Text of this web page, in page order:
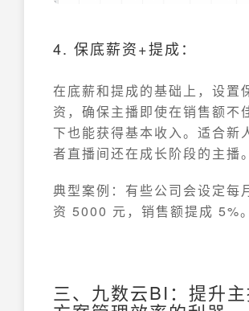
4. 保底薪资+提成：
在底薪和提成的基础上，设置
资，确保主播即使在销售额不
下也能获得基本收入。适合新
者直播间还在成长阶段的主播。
典型案例：有些公司会设定每
资 5000 元，销售额提成 5%。
三、九数云BI：提升